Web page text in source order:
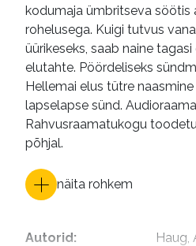
kodumaja ümbritseva söötis
rohelusega. Kuigi tutvus
üürikeseks, saab naine
elutahte. Pöördeliseks
Hellemai elus tütre
lapselapse sünd.
Rahvusraamatukogu
põhjal.
näita rohkem
Autorid: Haug,